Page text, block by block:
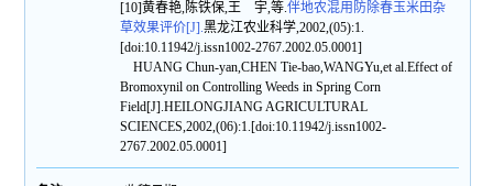
[10]黄春艳,陈铁保,王 宇,等.伴地农混用防除春玉米田杂
草效果评价[J].黑龙江农业科学,2002,(05):1.
[doi:10.11942/j.issn1002-2767.2002.05.0001]
HUANG Chun-yan,CHEN Tie-bao,WANGYu,et al.Effect of
Bromoxynil on Controlling Weeds in Spring Corn
Field[J].HEILONGJIANG AGRICULTURAL
SCIENCES,2002,(06):1.[doi:10.11942/j.issn1002-
2767.2002.05.0001]